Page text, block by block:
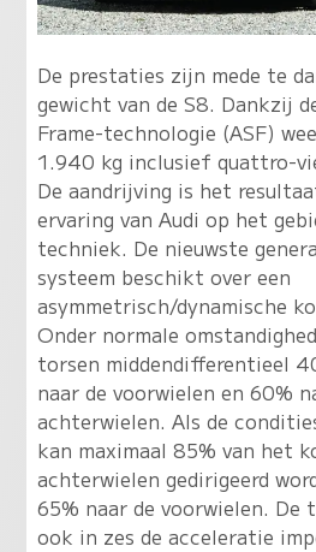
De prestaties zijn mede te
gewicht van de S8. Dankzij
Frame-technologie (ASF)
1.940 kg inclusief quattro-
De aandrijving is het
ervaring van Audi op het
techniek. De nieuwste
systeem beschikt over een
asymmetrisch/dynamische
Onder normale
torsen middendifferentieel
naar de voorwielen en 60%
achterwielen. Als de
kan maximaal 85% van het
achterwielen gedirigeerd
65% naar de voorwielen. De
ook in zes de acceleratie